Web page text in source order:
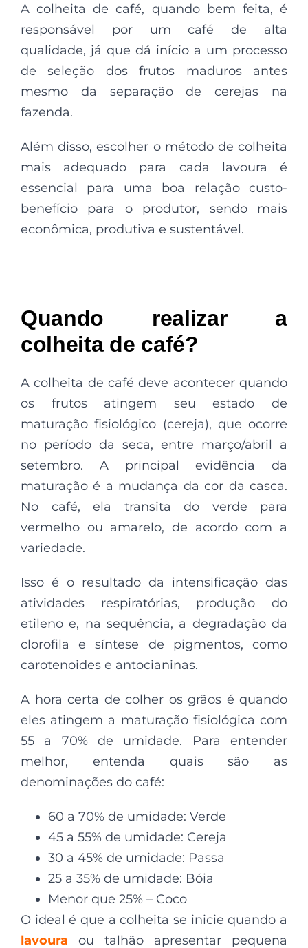
A colheita de café, quando bem feita, é
responsável por um café de alta
qualidade, já que dá início a um processo
de seleção dos frutos maduros antes
mesmo da separação de cerejas na
fazenda.
Além disso, escolher o método de colheita
mais adequado para cada lavoura é
essencial para uma boa relação custo-
benefício para o produtor, sendo mais
econômica, produtiva e sustentável.
Quando realizar a
colheita de café?
A colheita de café deve acontecer quando
os frutos atingem seu estado de
maturação fisiológico (cereja), que ocorre
no período da seca, entre março/abril a
setembro. A principal evidência da
maturação é a mudança da cor da casca.
No café, ela transita do verde para
vermelho ou amarelo, de acordo com a
variedade.
Isso é o resultado da intensificação das
atividades respiratórias, produção do
etileno e, na sequência, a degradação da
clorofila e síntese de pigmentos, como
carotenoides e antocianinas.
A hora certa de colher os grãos é quando
eles atingem a maturação fisiológica com
55 a 70% de umidade. Para entender
melhor, entenda quais são as
denominações do café:
60 a 70% de umidade: Verde
45 a 55% de umidade: Cereja
30 a 45% de umidade: Passa
25 a 35% de umidade: Bóia
Menor que 25% – Coco
O ideal é que a colheita se inicie quando a
lavoura
ou talhão apresentar pequena